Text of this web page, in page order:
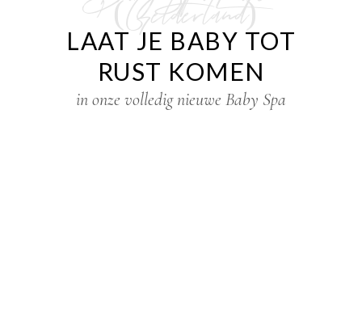
LAAT JE BABY TOT
RUST KOMEN
in onze volledig nieuwe Baby Spa